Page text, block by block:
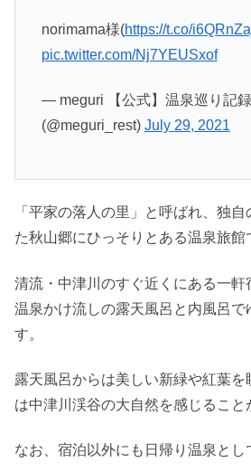
norimama様(https://t.co/
pic.twitter.com/Nj7YEUSxof
— meguri 【公式】温泉巡り記
(@meguri_rest) July 29, 2021
「平家の落人の里」と呼ばれ、独
た秋山郷にひっそりとある温泉旅館
清流・中津川のすぐ近くにある一軒
温泉かけ流しの露天風呂と内風呂で
す。
露天風呂からは美しい新緑や紅葉を
は中津川渓谷の大自然を感じること
なお、宿泊以外にも日帰り温泉とし